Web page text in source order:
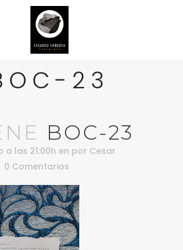
23
BOC-23
a las 21:00h en por Cesar
0 Comentarios